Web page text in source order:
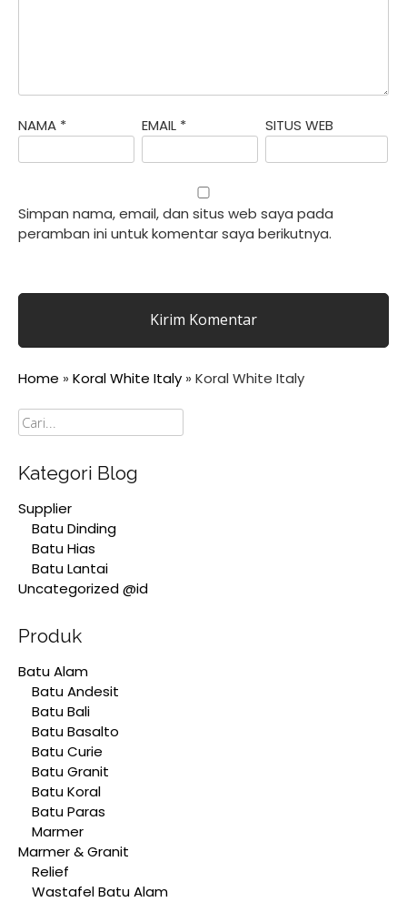
NAMA * EMAIL * SITUS WEB
Simpan nama, email, dan situs web saya pada
peramban ini untuk komentar saya berikutnya.
Home » Koral White Italy » Koral White Italy
Cari
Kategori Blog
Supplier
Batu Dinding
Batu Hias
Batu Lantai
Uncategorized @id
Produk
Batu Alam
Batu Andesit
Batu Bali
Batu Basalto
Batu Curie
Batu Granit
Batu Koral
Batu Paras
Marmer
Marmer & Granit
Relief
Wastafel Batu Alam